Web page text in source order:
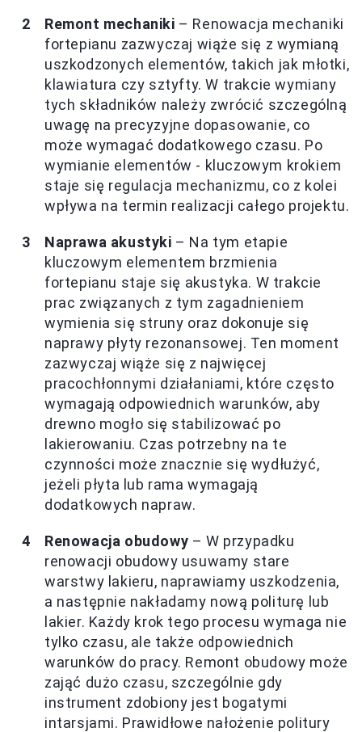
Remont mechaniki – Renowacja mechaniki
fortepianu zazwyczaj wiąże się z wymianą
uszkodzonych elementów, takich jak młotki,
klawiatura czy sztyfty. W trakcie wymiany
tych składników należy zwrócić szczególną
uwagę na precyzyjne dopasowanie, co
może wymagać dodatkowego czasu. Po
wymianie elementów - kluczowym krokiem
staje się regulacja mechanizmu, co z kolei
wpływa na termin realizacji całego projektu.
Naprawa akustyki – Na tym etapie
kluczowym elementem brzmienia
fortepianu staje się akustyka. W trakcie
prac związanych z tym zagadnieniem
wymienia się struny oraz dokonuje się
naprawy płyty rezonansowej. Ten moment
zazwyczaj wiąże się z najwięcej
pracochłonnymi działaniami, które często
wymagają odpowiednich warunków, aby
drewno mogło się stabilizować po
lakierowaniu. Czas potrzebny na te
czynności może znacznie się wydłużyć,
jeżeli płyta lub rama wymagają
dodatkowych napraw.
Renowacja obudowy – W przypadku
renowacji obudowy usuwamy stare
warstwy lakieru, naprawiamy uszkodzenia,
a następnie nakładamy nową politurę lub
lakier. Każdy krok tego procesu wymaga nie
tylko czasu, ale także odpowiednich
warunków do pracy. Remont obudowy może
zająć dużo czasu, szczególnie gdy
instrument zdobiony jest bogatymi
intarsjami. Prawidłowe nałożenie politury